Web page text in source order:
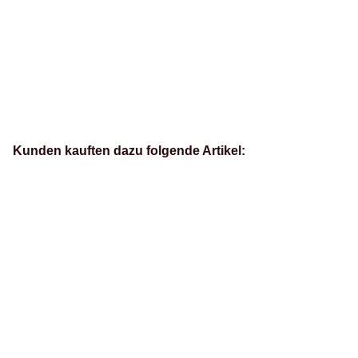
Kunden kauften dazu folgende Artikel: